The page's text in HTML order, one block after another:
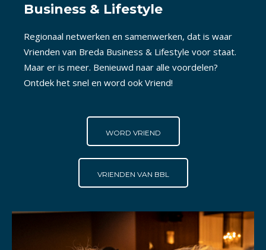
Business & Lifestyle
Regionaal netwerken en samenwerken, dat is waar
Vrienden van Breda Business & Lifestyle voor staat.
Maar er is meer. Benieuwd naar alle voordelen?
Ontdek het snel en word ook Vriend!
WORD VRIEND
VRIENDEN VAN BBL